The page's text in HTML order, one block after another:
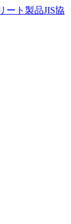
ート製品JIS協